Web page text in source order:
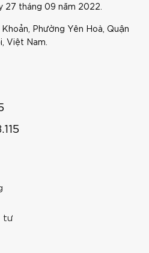
27 tháng 09 năm 2022.
Phường Yên Hoà, Quận
Việt Nam.
tư